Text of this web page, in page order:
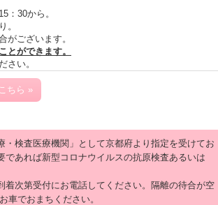
：30から。
。
がございます。
とができます。
さい。
ちら »
・検査医療機関」として京都府より指定を受けてお
であれば新型コロナウイルスの抗原検査あるいは
着次第受付にお電話してください。隔離の待合が空
車でおまちください。